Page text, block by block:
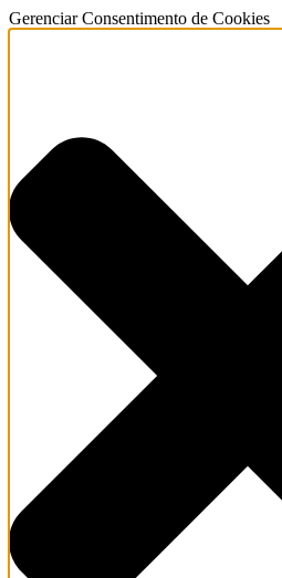
Gerenciar Consentimento de Cookies